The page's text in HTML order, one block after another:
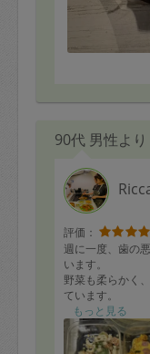
90代 男性より
評価：
週に一度、歯の
います。
野菜も柔らかく
ています。
もっと見る